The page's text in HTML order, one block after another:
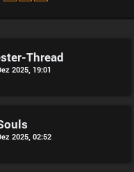
Thread
2025, 19:01
2025, 02:52